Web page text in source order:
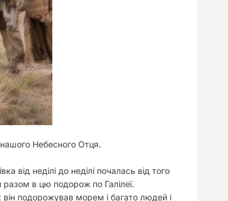
Небесного Отця.
неділі до неділі почалась від того
разом в цю подорож по Галілеї.
подорожував морем і багато людей і